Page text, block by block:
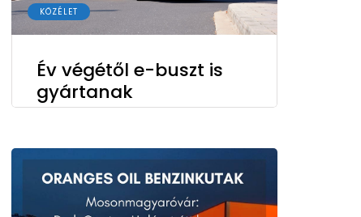
KÖZÉLET
Év végétől e-buszt is
gyártanak